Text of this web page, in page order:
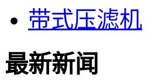
带式压滤机
最新新闻